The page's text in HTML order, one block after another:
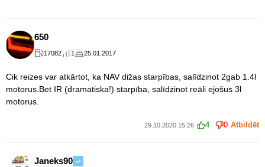
650
17082 1 25.01.2017
Cik reizes var atkārtot, ka NAV dižas starpības, salīdzinot 2gab 1.4l
motorus.Bet IR (dramatiska!) starpība, salīdzinot reāli ejošus 3l
motorus.
29.10.2020 15:26 4 0 Atbildēt
Janeks90